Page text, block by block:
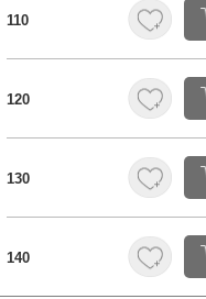
110
120
130
140